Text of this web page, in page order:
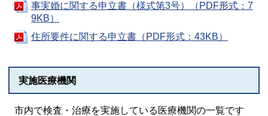
事実婚に関する申立書（様式第3号）（PDF形式：7
9KB）
住所要件に関する申立書（PDF形式：43KB）
実施医療機関
市内で検査・治療を実施している医療機関の一覧です